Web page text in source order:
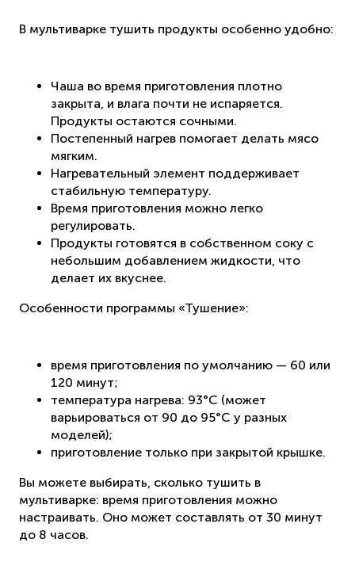
В мультиварке тушить продукты особенно удобно:
Чаша во время приготовления плотно
закрыта, и влага почти не испаряется.
Продукты остаются сочными.
Постепенный нагрев помогает делать мясо
мягким.
Нагревательный элемент поддерживает
стабильную температуру.
Время приготовления можно легко
регулировать.
Продукты готовятся в собственном соку с
небольшим добавлением жидкости, что
делает их вкуснее.
Особенности программы «Тушение»:
время приготовления по умолчанию — 60 или
120 минут;
температура нагрева: 93°C (может
варьироваться от 90 до 95°C у разных
моделей);
приготовление только при закрытой крышке.
Вы можете выбирать, сколько тушить в
мультиварке: время приготовления можно
настраивать. Оно может составлять от 30 минут
до 8 часов.